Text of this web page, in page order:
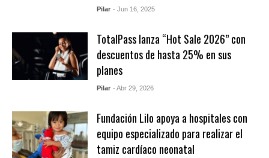
Pilar - Jun 16, 2025
TotalPass lanza “Hot Sale 2026” con
descuentos de hasta 25% en sus
planes
Pilar - Abr 29, 2026
Fundación Lilo apoya a hospitales con
equipo especializado para realizar el
tamiz cardíaco neonatal